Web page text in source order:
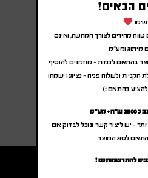
הבאים!
שימו
מחירים לצורך המחשה, ואינם
מיתוג ומע"מ
בהתאם לכמות – מוזמנים להוסיף
ולשלוח פניה – נציגנו ישמחו
בהתאם :)
+ מע"מ
– יש ליצור קשר ונוכל לבדוק אם
לסוג המוצר
להתרשמותכם !